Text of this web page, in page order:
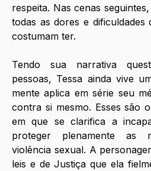
respeita. Nas cenas
todas as dores e dificuldades
costumam ter.
Tendo sua narrativa
pessoas, Tessa ainda vive
mente aplica em série seu
contra si mesmo. Esses são
em que se clarifica a
proteger plenamente as
violência sexual. A
leis e de Justiça que ela